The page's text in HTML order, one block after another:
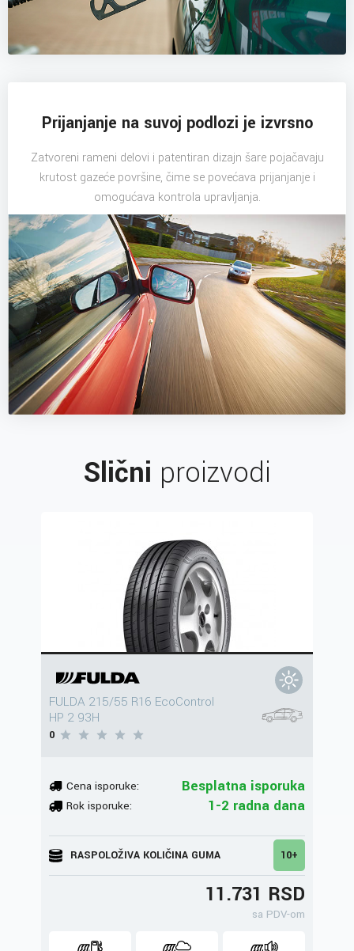
Prijanjanje na suvoj podlozi je izvrsno
Zatvoreni rameni delovi i patentiran dizajn šare pojačavaju
krutost gazeće površine, čime se povećava prijanjanje i
omogućava kontrola upravljanja.
Slični proizvodi
FULDA 215/55 R16 EcoControl
HP 2 93H
0
Cena isporuke: Besplatna isporuka
Rok isporuke: 1-2 radna dana
RASPOLOŽIVA KOLIČINA GUMA 10+
11.731 RSD
sa PDV-om